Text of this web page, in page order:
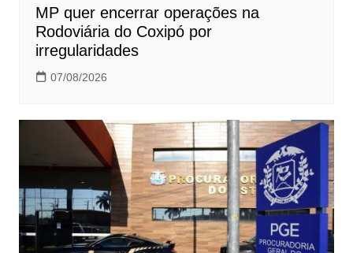
MP quer encerrar operações na
Rodoviária do Coxipó por
irregularidades
07/08/2026